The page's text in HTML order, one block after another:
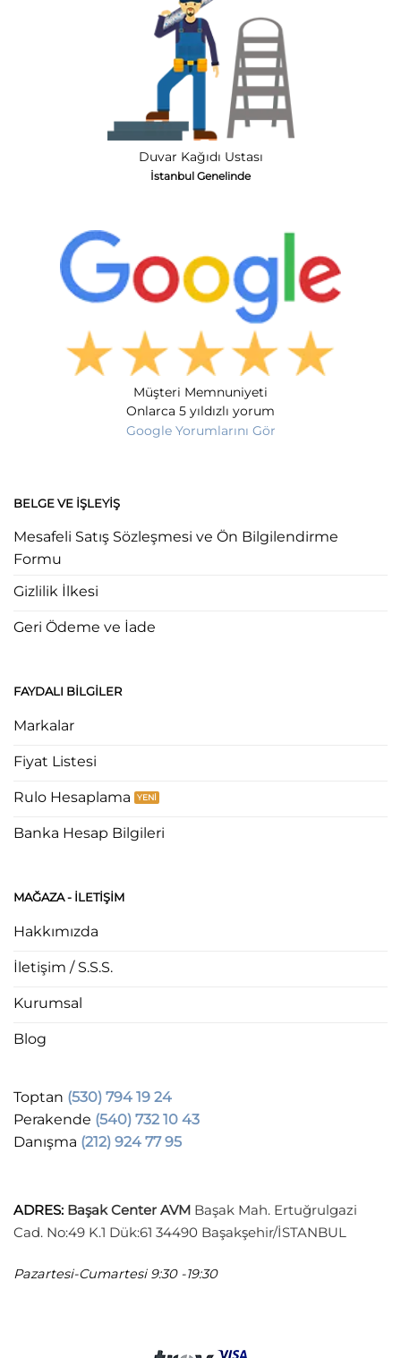
Duvar Kağıdı Ustası
İstanbul Genelinde
Müşteri Memnuniyeti
Onlarca 5 yıldızlı yorum
Google Yorumlarını Gör
BELGE VE İŞLEYIŞ
Mesafeli Satış Sözleşmesi ve Ön Bilgilendirme
Formu
Gizlilik İlkesi
Geri Ödeme ve İade
FAYDALI BILGILER
Markalar
Fiyat Listesi
Rulo Hesaplama
Banka Hesap Bilgileri
MAĞAZA - ILETIŞIM
Hakkımızda
İletişim / S.S.S.
Kurumsal
Blog
Toptan (530) 794 19 24
Perakende (540) 732 10 43
Danışma (212) 924 77 95
ADRES: Başak Center AVM Başak Mah. Ertuğrulgazi
Cad. No:49 K.1 Dük:61 34490 Başakşehir/İSTANBUL
Pazartesi-Cumartesi 9:30 -19:30